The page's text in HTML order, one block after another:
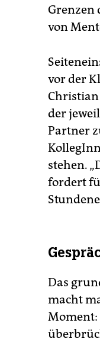
Grenzen
von
vor der
Christian
der
Partner
stehen.
fordert
Das
macht
Moment: